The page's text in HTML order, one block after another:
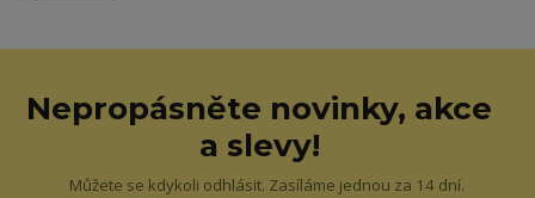
Nepropásněte novinky, akce
a slevy!
Můžete se kdykoli odhlásit. Zasíláme jednou za 14 dní.